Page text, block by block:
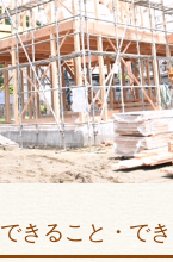
きること・で